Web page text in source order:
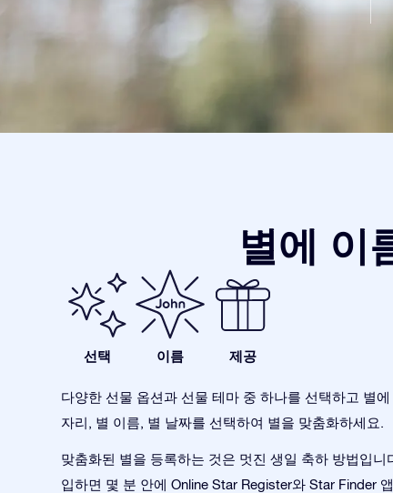
별에 이
선택 이름 제공
다양한 선물 옵션과 선물 테마 중 하나를 선택하고 별
자리, 별 이름, 별 날짜를 선택하여 별을 맞춤화하세요.
맞춤화된 별을 등록하는 것은 멋진 생일 축하 방법입니
입하면 몇 분 안에 Online Star Register와 Star Finder